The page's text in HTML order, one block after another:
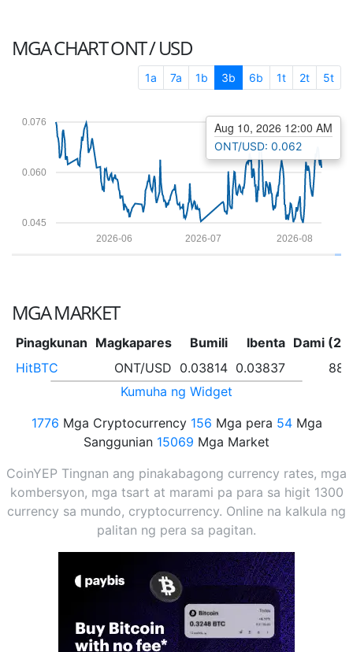
MGA CHARTONT / USD
1a 7a 1b 3b 6b 1t 2t 5t
0.045
0.060
0.076
2026-08
2026-07
2026-06
Aug 10, 2026 12:00 AM
ONT/USD: 0.062
MGA MARKET
Pinagkunan Magkapares Bumili Ibenta Dami
HitBTC
ONT/USD 0.03814 0.03837
Kumuha ng Widget
1776 Mga Cryptocurrency 156 Mga pera 54Mga
Sanggunian 15069 Mga Market
CoinYEP Tingnan ang pinakabagong currency rates, mga
kombersyon, mga tsart at marami pa para sa higit 1300
currency sa mundo, cryptocurrency. Online na kalkula ng
palitan ng pera sa pagitan.